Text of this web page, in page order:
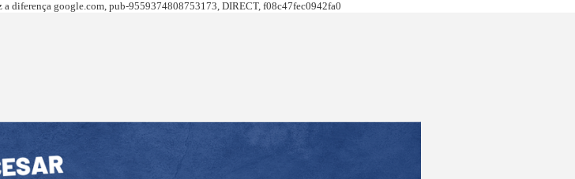
a diferença google.com, pub-9559374808753173, DIRECT, f08c47fec0942fa0